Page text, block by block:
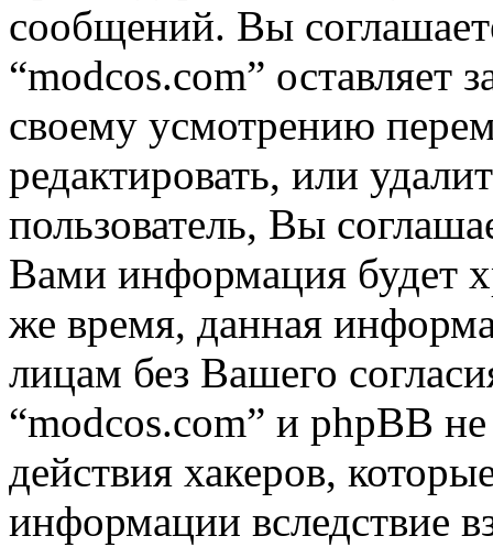
сообщений. Вы
“modcos.com” оставляет
своему усмотрению
редактировать, или
пользователь, Вы
Вами информация будет
же время, данная
лицам без Вашего
“modcos.com” и phpBB не
действия хакеров,
информации вследствие